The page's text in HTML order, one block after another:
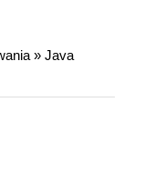
» Java